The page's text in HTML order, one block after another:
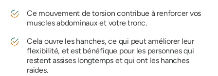
Ce mouvement de torsion contribue à renforcer vos
muscles abdominaux et votre tronc.
Cela ouvre les hanches, ce qui peut améliorer leur
flexibilité, et est bénéfique pour les personnes qui
restent assises longtemps et qui ont les hanches
raides.